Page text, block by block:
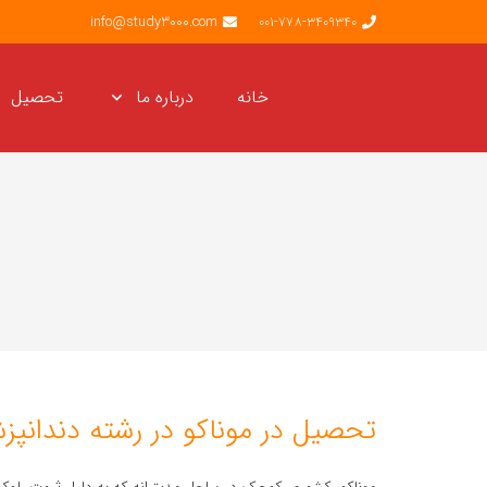
001-778-3409340
info@study3000.com
خانه درباره ما تحصیل
تحصیل در موناکو در رشته